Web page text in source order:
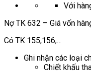
Với
Nợ TK 632 – Giá vốn
Có TK 155,156,…
Ghi nhận các loại
Chiết khấu